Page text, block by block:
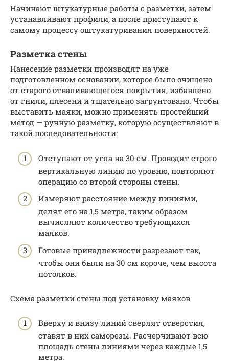
Начинают штукатурные работы с разметки, затем
устанавливают профили, а после приступают к
самому процессу оштукатуривания поверхностей.
Разметка стены
Нанесение разметки производят на уже
подготовленном основании, которое было очищено
от старого отваливающегося покрытия, избавлено
от гнили, плесени и тщательно загрунтовано. Чтобы
выставить маяки, можно применять простейший
метод — ручную разметку, которую осуществляют в
такой последовательности:
Отступают от угла на 30 см. Проводят строго
вертикальную линию по уровню, повторяют
операцию со второй стороны стены.
Измеряют расстояние между линиями,
делят его на 1,5 метра, таким образом
вычисляют количество требующихся
маяков.
Готовые принадлежности разрезают так,
чтобы они были на 30 см короче, чем высота
потолков.
Схема разметки стены под установку маяков
Вверху и внизу линий сверлят отверстия,
ставят в них саморезы. Расчерчивают всю
площадь стены линиями через каждые 1,5
метра.